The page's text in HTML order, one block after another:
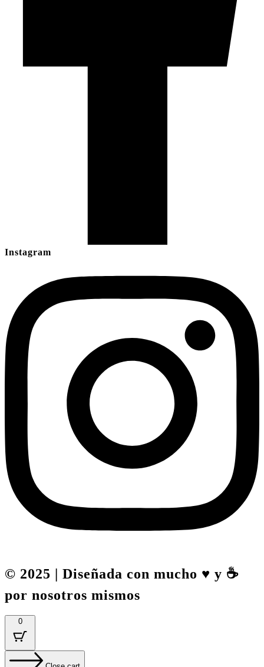
Instagram
© 2025 | Diseñada con mucho ♥️ y ☕
por nosotros mismos
0